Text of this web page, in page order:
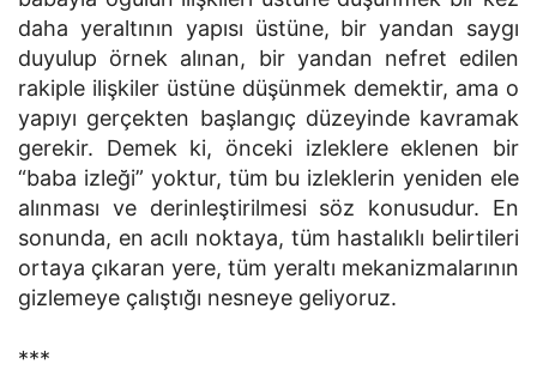
daha yeraltının yapısı üstüne, bir yandan saygı
duyulup örnek alınan, bir yandan nefret edilen
rakiple ilişkiler üstüne düşünmek demektir, ama o
yapıyı gerçekten başlangıç düzeyinde kavramak
gerekir. Demek ki, önceki izleklere eklenen bir
“baba izleği” yoktur, tüm bu izleklerin yeniden ele
alınması ve derinleştirilmesi söz konusudur. En
sonunda, en acılı noktaya, tüm hastalıklı belirtileri
ortaya çıkaran yere, tüm yeraltı mekanizmalarının
gizlemeye çalıştığı nesneye geliyoruz.
***